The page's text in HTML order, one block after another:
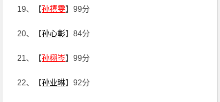
19、【孙禧雯】99分
20、【孙心彰】84分
21、【孙栩岑】99分
22、【孙业琳】92分